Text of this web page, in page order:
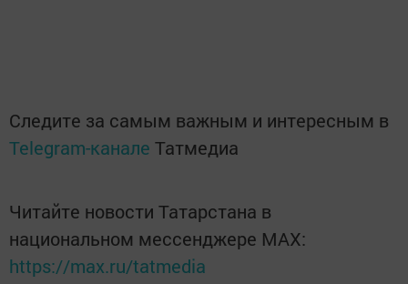
Следите за самым важным и интересным в
Telegram-канале Татмедиа
Читайте новости Татарстана в
национальном мессенджере MАХ:
https://max.ru/tatmedia